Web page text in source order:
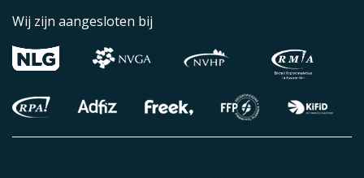
Wij zijn aangesloten bij